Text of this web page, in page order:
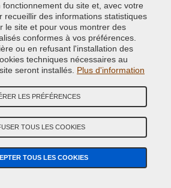
réparation peinture voiture à
du site et, avec votre
recueillir des informations statistiques
le site et pour vous montrer des
conformes à vos préférences.
ou en refusant l'installation des
techniques nécessaires au
seront installés. Plus d'information
LES PRÉFÉRENCES
TOUS LES COOKIES
TOUS LES COOKIES